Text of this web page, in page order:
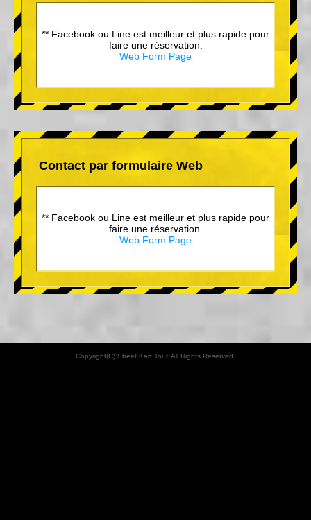
** Facebook ou Line est meilleur et plus rapide pour
faire une réservation.
Web Form Page
Contact par formulaire Web
** Facebook ou Line est meilleur et plus rapide pour
faire une réservation.
Web Form Page
Copyright(C) Street Kart Tour. All Rights Reserved.